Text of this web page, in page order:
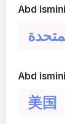
Abd
Abd
美国